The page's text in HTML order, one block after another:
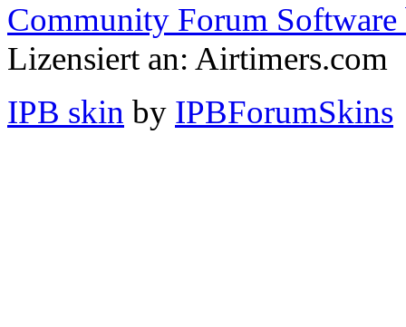
Community Forum Software
Lizensiert an: Airtimers.com
IPB skin by IPBForumSkins